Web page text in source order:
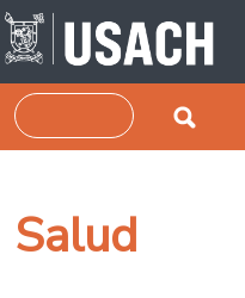
Pasar al contenido principal
Buscar
Salud